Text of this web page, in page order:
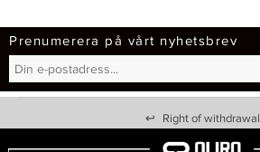
Prenumerera på vårt nyhetsbrev
↩ Right of withdrawal